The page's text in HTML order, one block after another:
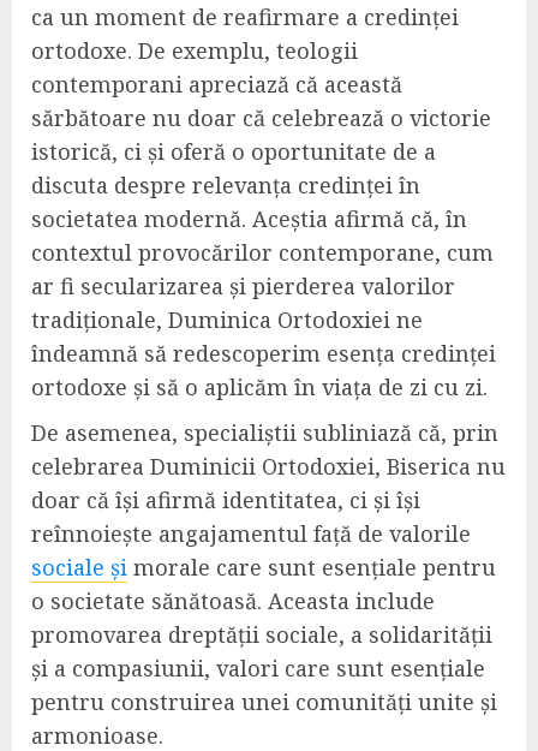
ca un moment de reafirmare a credinței
ortodoxe. De exemplu, teologii
contemporani apreciază că această
sărbătoare nu doar că celebrează o victorie
istorică, ci și oferă o oportunitate de a
discuta despre relevanța credinței în
societatea modernă. Aceștia afirmă că, în
contextul provocărilor contemporane, cum
ar fi secularizarea și pierderea valorilor
tradiționale, Duminica Ortodoxiei ne
îndeamnă să redescoperim esența credinței
ortodoxe și să o aplicăm în viața de zi cu zi.
De asemenea, specialiștii subliniază că, prin
celebrarea Duminicii Ortodoxiei, Biserica nu
doar că își afirmă identitatea, ci și își
reînnoiește angajamentul față de valorile
sociale și morale care sunt esențiale pentru
o societate sănătoasă. Aceasta include
promovarea dreptății sociale, a solidarității
și a compasiunii, valori care sunt esențiale
pentru construirea unei comunități unite și
armonioase.